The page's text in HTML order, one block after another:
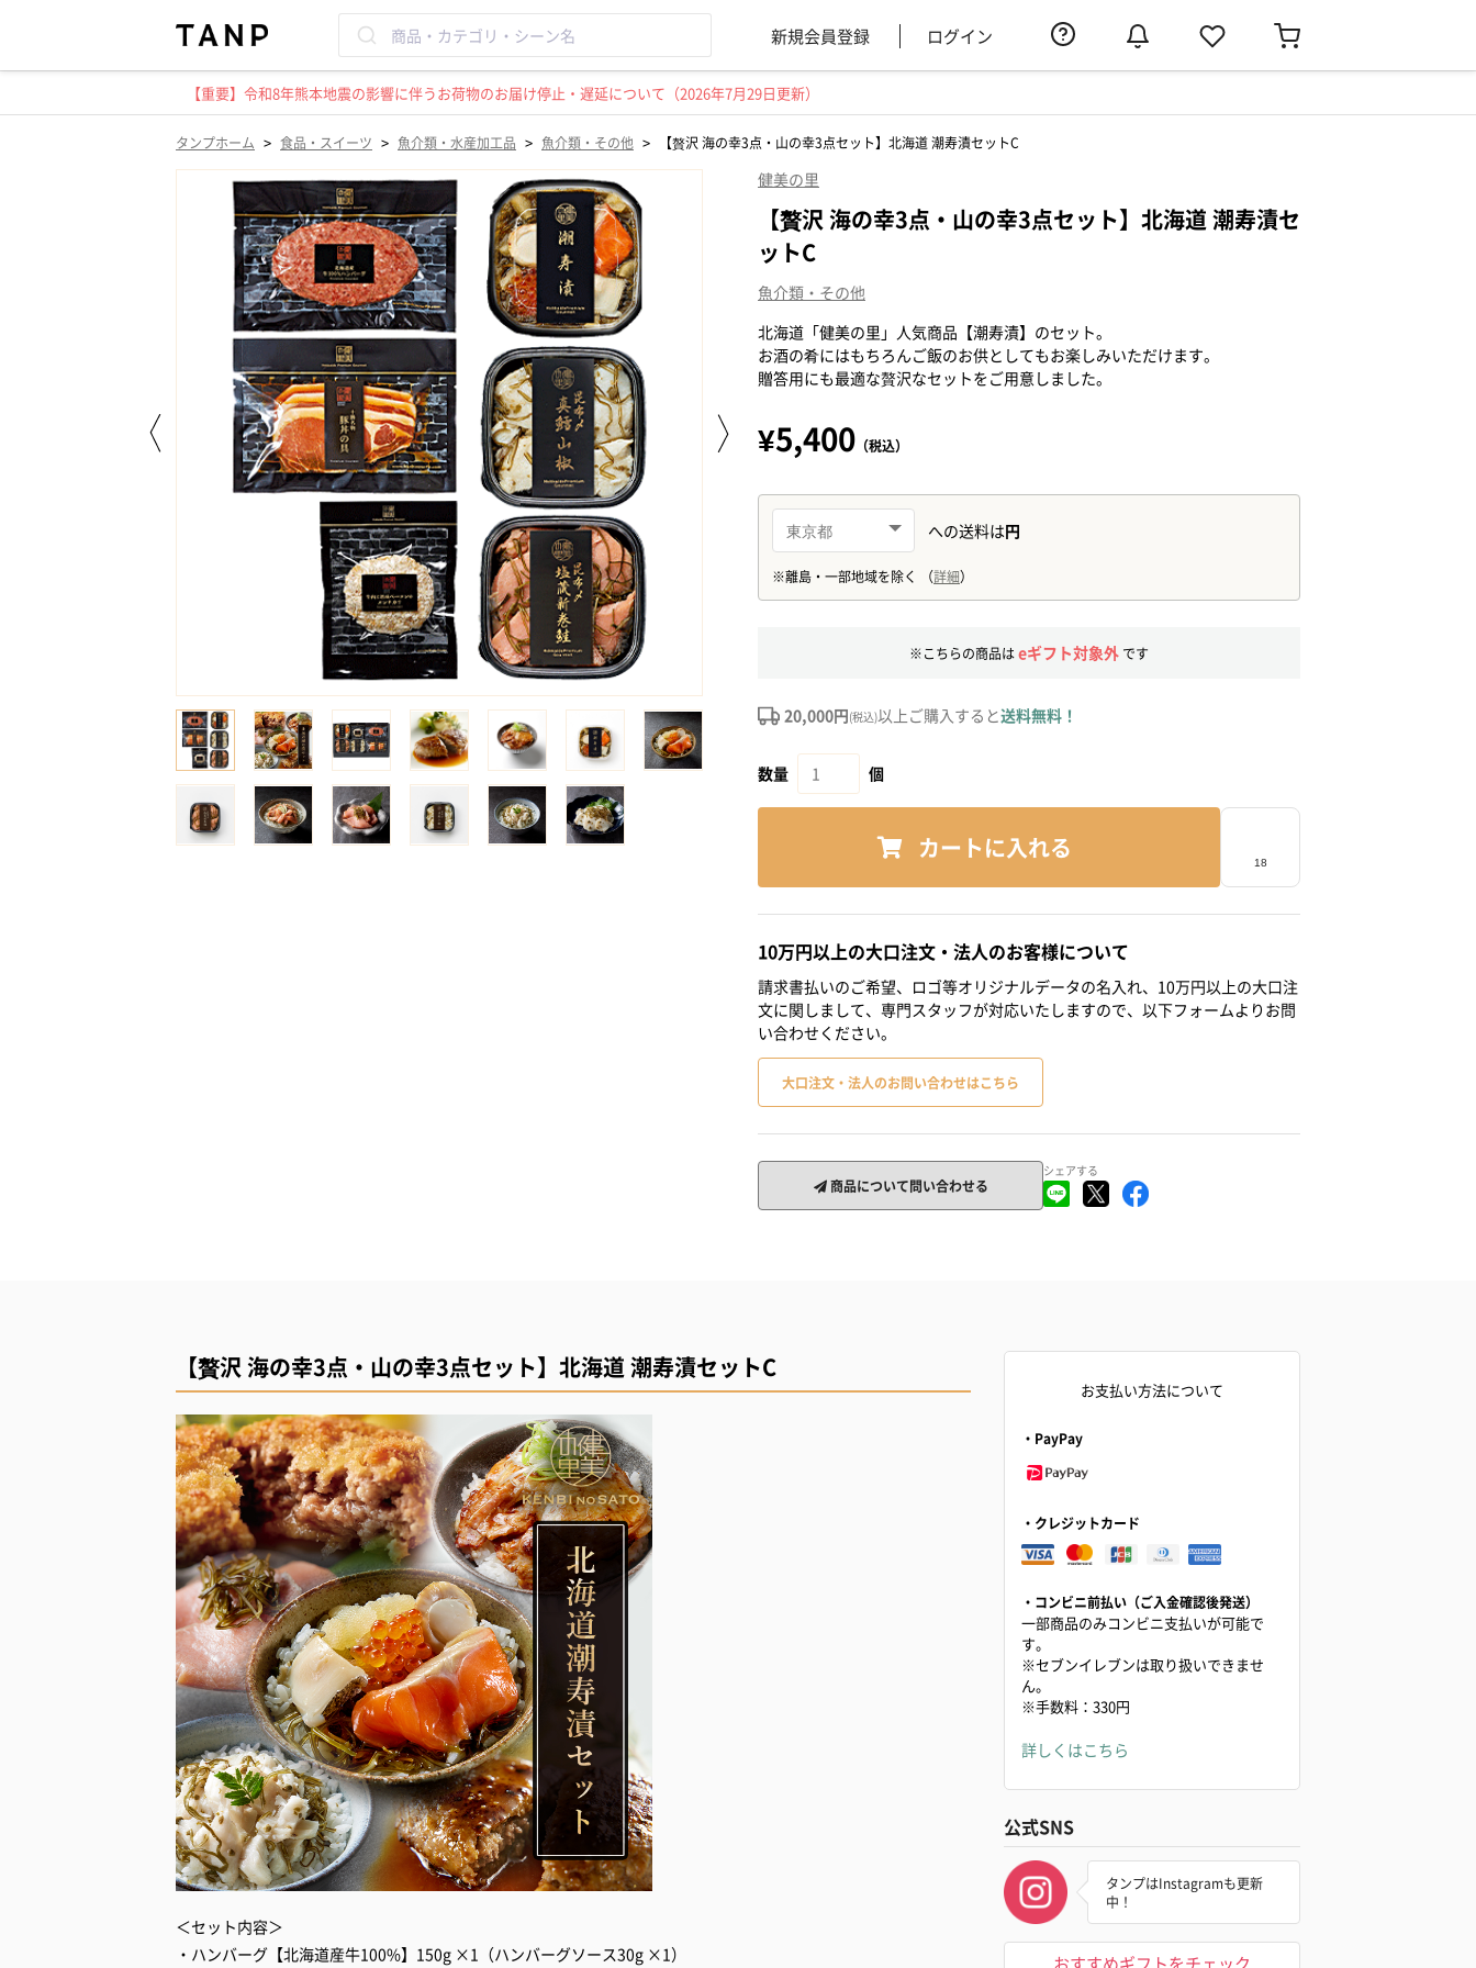
新規会員登録 ログイン
【重要】令和8年熊本地震の影響に伴うお荷物のお届け停止・遅延について（2026年7月29日更新）
タンプホーム > 食品・スイーツ > 魚介類・水産加工品 > 魚介類・その他 > 【贅沢 海の幸3点・山の幸3点セット】北海道 潮寿漬セットC
健美の里
【贅沢 海の幸3点・山の幸3点セット】北海道 潮寿漬セ
ットC
魚介類・その他
北海道「健美の里」人気商品【潮寿漬】のセット。
お酒の肴にはもちろんご飯のお供としてもお楽しみいただけます。
贈答用にも最適な贅沢なセットをご用意しました。
¥5,400 （税込）
※こちらの商品はeギフト対象外 です
20,000円(税込)以上ご購入すると送料無料！
数量 個
カートに入れる
10万円以上の大口注文・法人のお客様について
請求書払いのご希望、ロゴ等オリジナルデータの名入れ、10万円以上の大口注
文に関しまして、専門スタッフが対応いたしますので、以下フォームよりお問
い合わせください。
大口注文・法人のお問い合わせはこちら
商品について問い合わせる
シェアする
【贅沢 海の幸3点・山の幸3点セット】北海道 潮寿漬セットC
＜セット内容＞
・ハンバーグ【北海道産牛100%】150g ×1（ハンバーグソース30g ×1）
お支払い方法について
・PayPay
・クレジットカード
・コンビニ前払い（ご入金確認後発送）
一部商品のみコンビニ支払いが可能で
す。
※セブンイレブンは取り扱いできませ
ん。
※手数料：330円
詳しくはこちら
公式SNS
タンプはInstagramも更新
中！
おすすめギフトをチェック